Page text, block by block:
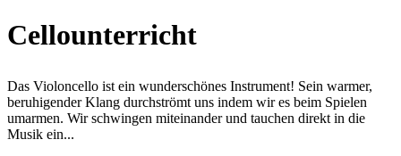
Cellounterricht
Das Violoncello ist ein wunderschönes Instrument! Sein warmer,
beruhigender Klang durchströmt uns indem wir es beim Spielen
umarmen. Wir schwingen miteinander und tauchen direkt in die
Musik ein...